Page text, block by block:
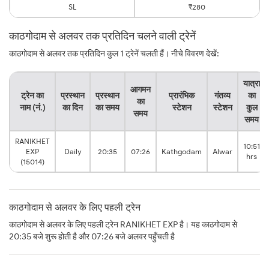
SL ₹280
काठगोदाम से अलवर तक प्रतिदिन चलने वाली ट्रेनें
काठगोदाम से अलवर तक प्रतिदिन कुल 1 ट्रेनें चलती हैं। नीचे विवरण देखें:
ट्रेन का
नाम (नं.)
प्रस्थान
का दिन
प्रस्थान
का समय
आगमन
का
समय
प्रारंभिक
स्टेशन
गंतव्य
स्टेशन
यात्रा
का
कुल
समय
RANIKHET
EXP
(15014)
Daily 20:35 07:26 Kathgodam Alwar
10:51
hrs
काठगोदाम से अलवर के लिए पहली ट्रेन
काठगोदाम से अलवर के लिए पहली ट्रेन RANIKHET EXP है। यह काठगोदाम से
20:35 बजे शुरू होती है और 07:26 बजे अलवर पहुँचती है